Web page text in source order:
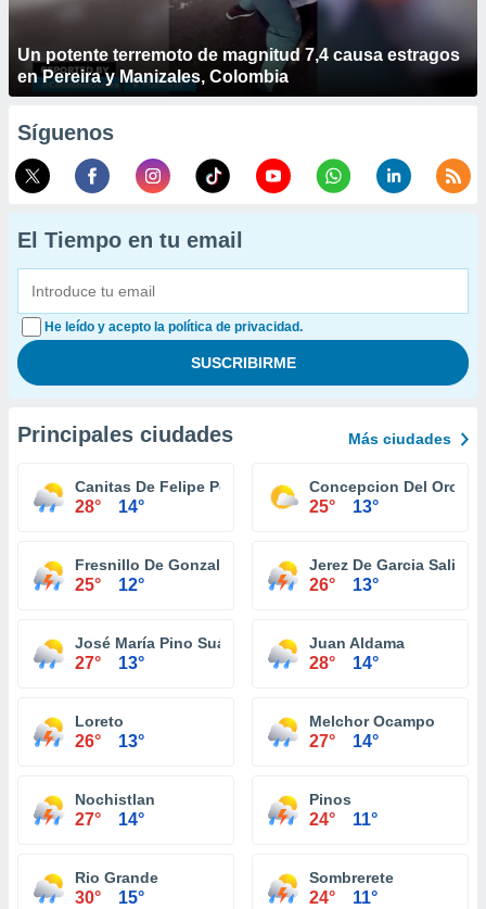
Un potente terremoto de magnitud 7,4 causa estragos
en Pereira y Manizales, Colombia
Síguenos
El Tiempo en tu email
He leído y acepto la política de privacidad.
Principales ciudades Más ciudades
Canitas De Felipe Pescador
28° 14°
Concepcion Del Oro
25° 13°
Fresnillo De Gonzalez Echeverria
25° 12°
Jerez De Garcia Salinas
26° 13°
José María Pino Suárez (La Colorada)
27° 13°
Juan Aldama
28° 14°
Loreto
26° 13°
Melchor Ocampo
27° 14°
Nochistlan
27° 14°
Pinos
24° 11°
Rio Grande
30° 15°
Sombrerete
24° 11°